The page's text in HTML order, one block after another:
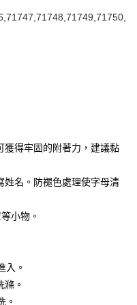
後會自動跳轉到大哥付的交易
、繳款截止日，確認付款後即完
續交易確認頁面所載為準。
審核未通過，訂單將自動取
」於每月結算日後寄送繳費提
碼／台灣大直營門市／銀行轉
。
以下簡稱本公司）所提供，讓
的支付方式。 讓您購物簡單
儲值。
帳。
將跳轉至「AFTEE先享後付」
完成結帳。
訊。
中的連結，可透過四大超商／
為交易完成。
費
費
獲得牢固的附著力，建議黏
姓名。防褪色處理使字母清
小物。
入。
。
。